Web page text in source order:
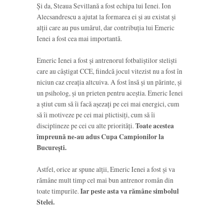
Și da, Steaua Sevillană a fost echipa lui Ienei. Ion
Alecsandrescu a ajutat la formarea ei și au existat și
alții care au pus umărul, dar contribuția lui Emeric
Ienei a fost cea mai importantă.
Emeric Ienei a fost și antrenorul fotbaliștilor steliști
care au câștigat CCE, fiindcă jocul vitezist nu a fost în
niciun caz creația altcuiva. A fost însă și un părinte, și
un psiholog, și un prieten pentru aceștia. Emeric Ienei
a știut cum să îi facă așezați pe cei mai energici, cum
să îi motiveze pe cei mai plictisiți, cum să îi
disciplineze pe cei cu alte priorități.Toate acestea
împreună ne-au adus Cupa Campionilor la
București.
Astfel, orice ar spune alții, Emeric Ienei a fost și va
rămâne mult timp cel mai bun antrenor român din
toate timpurile.Iar peste asta va rămâne simbolul
Stelei.